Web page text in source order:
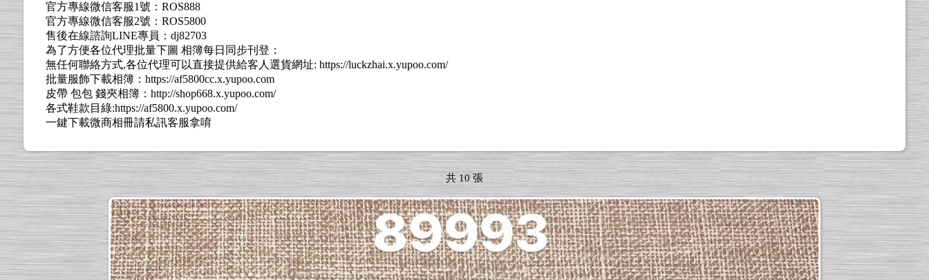
官方專線微信客服1號：ROS888
官方專線微信客服2號：ROS5800
售後在線諮詢LINE專員：dj82703
為了方便各位代理批量下圖 相簿每日同步刊登：
無任何聯絡方式,各位代理可以直接提供給客人選貨網址: https://luckzhai.x.yupoo.com/
批量服飾下載相簿：https://af5800cc.x.yupoo.com
皮帶 包包 錢夾相簿：http://shop668.x.yupoo.com/
各式鞋款目綠:https://af5800.x.yupoo.com/
一鍵下載微商相冊請私訊客服拿唷
共 10 張